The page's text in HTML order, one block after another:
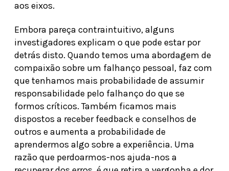
aos eixos.
Embora pareça contraintuitivo, alguns
investigadores explicam o que pode estar por
detrás disto. Quando temos uma abordagem de
compaixão sobre um falhanço pessoal, faz com
que tenhamos mais probabilidade de assumir
responsabilidade pelo falhanço do que se
formos críticos. Também ficamos mais
dispostos a receber feedback e conselhos de
outros e aumenta a probabilidade de
aprendermos algo sobre a experiência. Uma
razão que perdoarmos-nos ajuda-nos a